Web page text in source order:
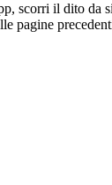
scorri il dito da
pagine